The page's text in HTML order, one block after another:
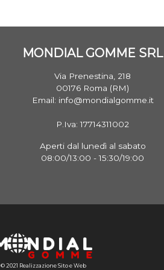
MONDIAL GOMME SRL
Via Prenestina, 218
00176 Roma (RM)
Email: info@mondialgomme.it
P.Iva: 17714311002
Aperti dal lunedì al sabato
08:00/13:00 - 15:30/19:00
© 2021 Realizzazione Sito e Web